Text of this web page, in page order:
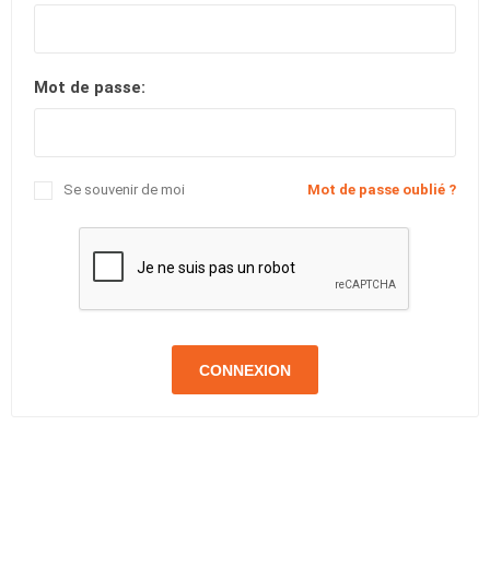
Mot de passe:
Mot de passe oublié ?
Se souvenir de moi
CONNEXION